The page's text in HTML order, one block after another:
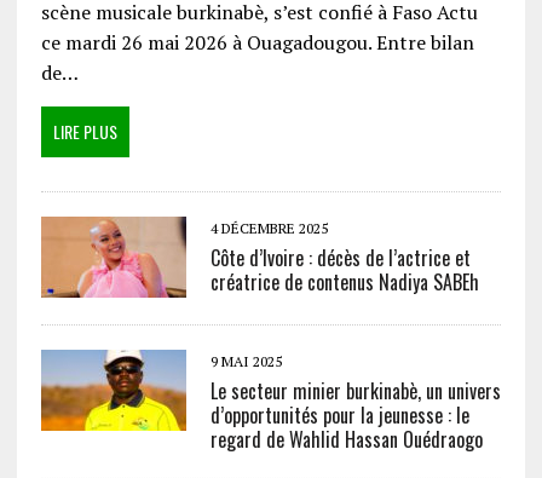
scène musicale burkinabè, s’est confié à Faso Actu
ce mardi 26 mai 2026 à Ouagadougou. Entre bilan
de…
LIRE PLUS
4 DÉCEMBRE 2025
Côte d’Ivoire : décès de l’actrice et
créatrice de contenus Nadiya SABEh
9 MAI 2025
Le secteur minier burkinabè, un univers
d’opportunités pour la jeunesse : le
regard de Wahlid Hassan Ouédraogo